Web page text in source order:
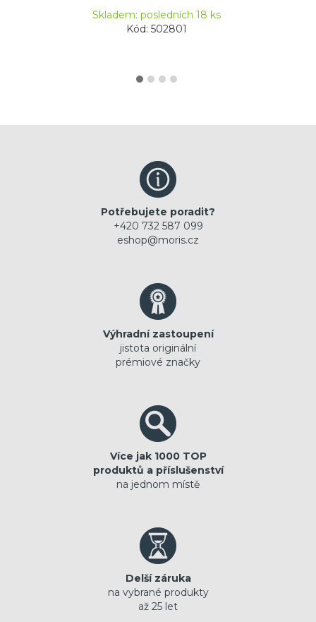
Skladem: posledních 18 ks
Kód: 502801
Potřebujete poradit?
+420 732 587 099
eshop@moris.cz
Výhradní zastoupení
jistota originální
prémiové značky
Více jak 1000 TOP
produktů a příslušenství
na jednom místě
Delší záruka
na vybrané produkty
až 25 let